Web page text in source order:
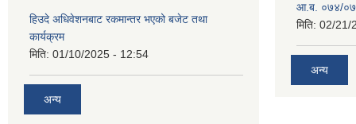
हिउदे अधिवेशनबाट रकमान्तर भएको बजेट तथा
कार्यक्रम
मिति: 01/10/2025 - 12:54
अन्य
आ.ब. ०७४/
मिति: 02/21/
अन्य